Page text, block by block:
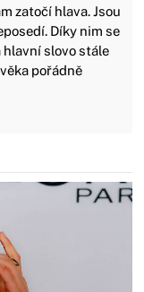
zatočí hlava. Jsou
Díky nim se
hlavní slovo stále
pořádně